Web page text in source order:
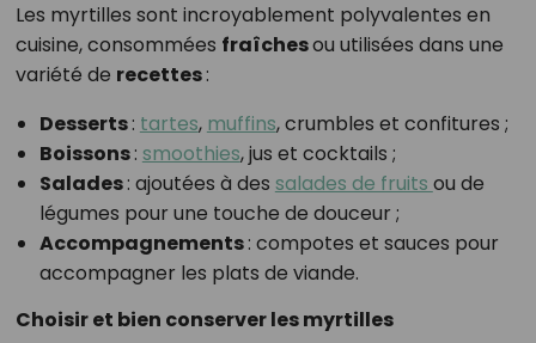
Les myrtilles sont incroyablement polyvalentes en
cuisine, consommées fraîchesou utilisées dans une
variété de recettes:
Desserts: tartes, muffins, crumbles et confitures ;
Boissons: smoothies, jus et cocktails ;
Salades: ajoutées à des salades de fruits ou de
légumes pour une touche de douceur ;
Accompagnements: compotes et sauces pour
accompagner les plats de viande.
Choisir et bien conserver les myrtilles